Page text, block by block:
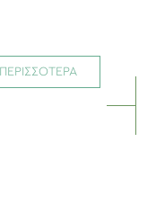
ΠΕΡΙΣΣΟΤΕΡΑ